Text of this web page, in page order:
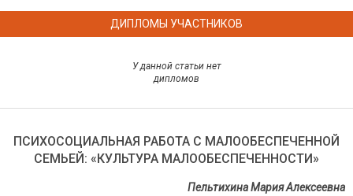
ДИПЛОМЫ УЧАСТНИКОВ
У данной статьи нет
дипломов
ПСИХОСОЦИАЛЬНАЯ РАБОТА С МАЛООБЕСПЕЧЕННОЙ
СЕМЬЕЙ: «КУЛЬТУРА МАЛООБЕСПЕЧЕННОСТИ»
Пельтихина Мария Алексеевна